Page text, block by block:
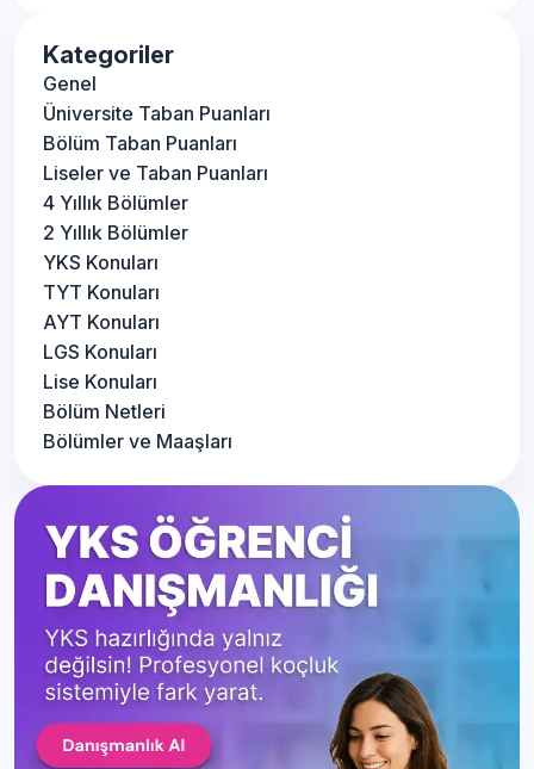
Kategoriler
Genel
Üniversite Taban Puanları
Bölüm Taban Puanları
Liseler ve Taban Puanları
4 Yıllık Bölümler
2 Yıllık Bölümler
YKS Konuları
TYT Konuları
AYT Konuları
LGS Konuları
Lise Konuları
Bölüm Netleri
Bölümler ve Maaşları